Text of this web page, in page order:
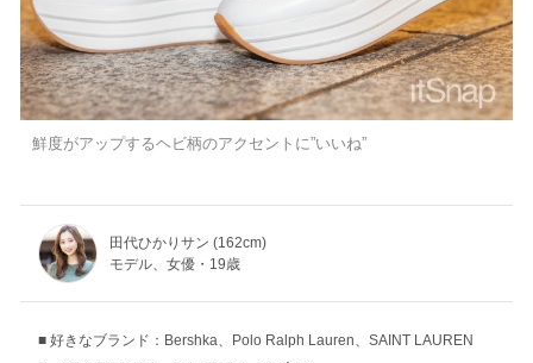
鮮度がアップするヘビ柄のアクセントに”いいね”
田代ひかりサン (162cm)
モデル、女優・19歳
好きなブランド：Bershka、Polo Ralph Lauren、SAINT LAUREN